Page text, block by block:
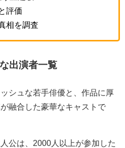
評価
相を調査
出演者一覧
シュな若手俳優と、作品に厚
融合した豪華なキャストで
公は、2000人以上が参加した